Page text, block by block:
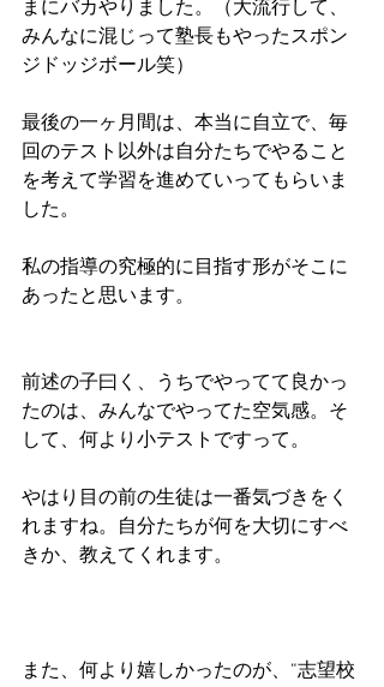
まにバカやりました。（大流行して、
みんなに混じって塾長もやったスポン
ジドッジボール笑）
最後の一ヶ月間は、本当に自立で、毎
回のテスト以外は自分たちでやること
を考えて学習を進めていってもらいま
した。
私の指導の究極的に目指す形がそこに
あったと思います。
前述の子曰く、うちでやってて良かっ
たのは、みんなでやってた空気感。そ
して、何より小テストですって。
やはり目の前の生徒は一番気づきをく
れますね。自分たちが何を大切にすべ
きか、教えてくれます。
また、何より嬉しかったのが、“志望校